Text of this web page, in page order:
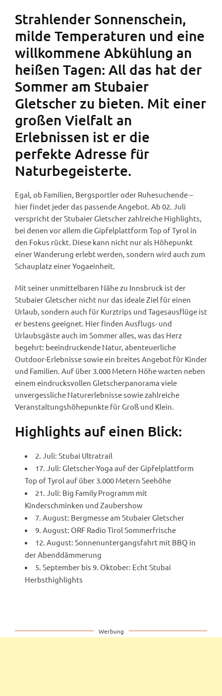
Strahlender Sonnenschein,
milde Temperaturen und eine
willkommene Abkühlung an
heißen Tagen: All das hat der
Sommer am Stubaier
Gletscher zu bieten. Mit einer
großen Vielfalt an
Erlebnissen ist er die
perfekte Adresse für
Naturbegeisterte.
Egal, ob Familien, Bergsportler oder Ruhesuchende –
hier findet jeder das passende Angebot. Ab 02. Juli
verspricht der Stubaier Gletscher zahlreiche Highlights,
bei denen vor allem die Gipfelplattform Top of Tyrol in
den Fokus rückt. Diese kann nicht nur als Höhepunkt
einer Wanderung erlebt werden, sondern wird auch zum
Schauplatz einer Yogaeinheit.
Mit seiner unmittelbaren Nähe zu Innsbruck ist der
Stubaier Gletscher nicht nur das ideale Ziel für einen
Urlaub, sondern auch für Kurztrips und Tagesausflüge ist
er bestens geeignet. Hier finden Ausflugs- und
Urlaubsgäste auch im Sommer alles, was das Herz
begehrt: beeindruckende Natur, abenteuerliche
Outdoor-Erlebnisse sowie ein breites Angebot für Kinder
und Familien. Auf über 3.000 Metern Höhe warten neben
einem eindrucksvollen Gletscherpanorama viele
unvergessliche Naturerlebnisse sowie zahlreiche
Veranstaltungshöhepunkte für Groß und Klein.
Highlights auf einen Blick:
2. Juli: Stubai Ultratrail
17. Juli: Gletscher-Yoga auf der Gipfelplattform
Top of Tyrol auf über 3.000 Metern Seehöhe
21. Juli: Big Family Programm mit
Kinderschminken und Zaubershow
7. August: Bergmesse am Stubaier Gletscher
9. August: ORF Radio Tirol Sommerfrische
12. August: Sonnenuntergangsfahrt mit BBQ in
der Abenddämmerung
5. September bis 9. Oktober: Echt Stubai
Herbsthighlights
Werbung